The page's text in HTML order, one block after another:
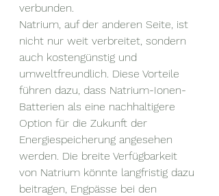
verbunden.
Natrium, auf der anderen Seite, ist
nicht nur weit verbreitet, sondern
auch kostengünstig und
umweltfreundlich. Diese Vorteile
führen dazu, dass Natrium-Ionen-
Batterien als eine nachhaltigere
Option für die Zukunft der
Energiespeicherung angesehen
werden. Die breite Verfügbarkeit
von Natrium könnte langfristig dazu
beitragen, Engpässe bei den